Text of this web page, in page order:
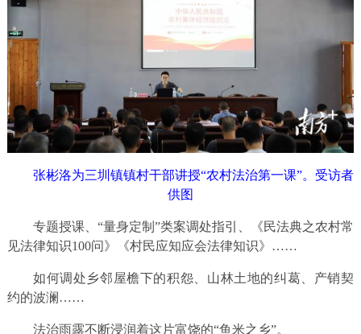
张彬洛为三圳镇镇村干部讲授“农村法治第一课”。受访者
供图
专题授课、“量身定制”类案调处指引、《民法典之农村常
见法律知识100问》《村民应知应会法律知识》……
如何调处乡邻屋檐下的积怨、山林土地的纠葛、产销契
约的波澜……
法治雨露不断浸润着这片富饶的“鱼米之乡”。